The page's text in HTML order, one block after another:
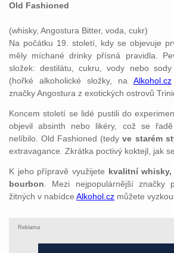
Old Fashioned
(whisky, Angostura Bitter, voda, cukr)
Na počátku 19. století, kdy se objevuje
měly míchané drinky přísná pravidla.
složek: destilátu, cukru, vody nebo
(hořké alkoholické složky, na Alkohol.cz
značky Angostura z exotických ostrovů
Koncem století se lidé pustili do
objevil absinth nebo likéry, což se řadě
nelíbilo. Old Fashioned (tedyve starém
extravagance. Zkrátka poctivý koktejl, jak
K jeho přípravě využijete kvalitní
bourbon . Mezi nejpopulárnější značky
žitných v nabídce Alkohol.cz můžete
Reklama